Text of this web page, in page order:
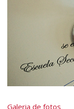
Galeria de fotos